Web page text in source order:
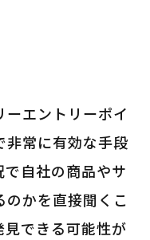
エントリーポイ
非常に有効な手段
自社の商品やサ
かを直接聞くこ
見できる可能性が